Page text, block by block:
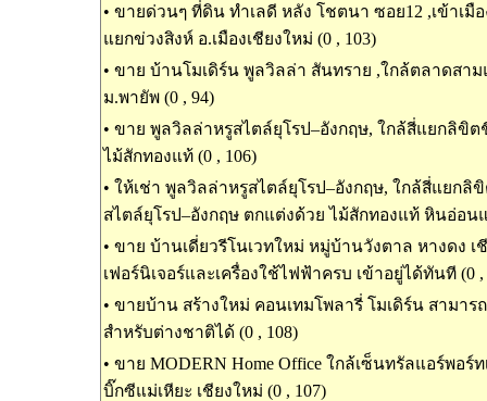
• ขายด่วนๆ ที่ดิน ทำเลดี หลัง โชตนา ซอย12 ,เข้าเมือ
แยกข่วงสิงห์ อ.เมืองเชียงใหม่ (0 , 103)
• ขาย บ้านโมเดิร์น พูลวิลล่า สันทราย ,ใกล้ตลาดสาม
ม.พายัพ (0 , 94)
• ขาย พูลวิลล่าหรูสไตล์ยุโรป–อังกฤษ, ใกล้สี่แยกลิขิ
ไม้สักทองแท้ (0 , 106)
• ให้เช่า พูลวิลล่าหรูสไตล์ยุโรป–อังกฤษ, ใกล้สี่แยกลิ
สไตล์ยุโรป–อังกฤษ ตกแต่งด้วย ไม้สักทองแท้ หินอ่อน
• ขาย บ้านเดี่ยวรีโนเวทใหม่ หมู่บ้านวังตาล หางดง เ
เฟอร์นิเจอร์และเครื่องใช้ไฟฟ้าครบ เข้าอยู่ได้ทันที (0 ,
• ขายบ้าน สร้างใหม่ คอนเทมโพลารี่ โมเดิร์น สามารถ
สำหรับต่างชาติได้ (0 , 108)
• ขาย MODERN Home Office ใกล้เซ็นทรัลแอร์พอร์
บิ๊กซีแม่เหียะ เชียงใหม่ (0 , 107)